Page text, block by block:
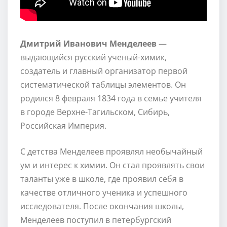
Дмитрий Иванович Менделеев—
выдающийся русский ученый-химик,
создатель и главный организатор первой
систематической таблицы элементов. Он
родился 8 февраля 1834 года в семье учителя
в городе Верхне-Тагильском, Сибирь,
Российская Империя.
С детства Менделеев проявлял необычайный
ум и интерес к химии. Он стал проявлять свои
таланты уже в школе, где проявил себя в
качестве отличного ученика и успешного
исследователя. После окончания школы,
Менделеев поступил в петербургский